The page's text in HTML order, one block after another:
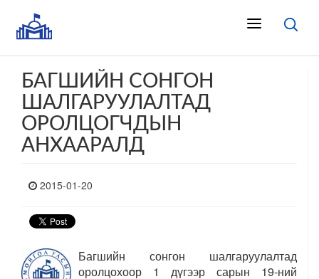
БАГШИЙН СОНГОН
ШАЛГАРУУЛАЛТАД
ОРОЛЦОГЧДЫН
АНХААРАЛД
2015-01-20
Багшийн сонгон шалгаруулалтад
оролцохоор 1 дүгээр сарын 19-ний